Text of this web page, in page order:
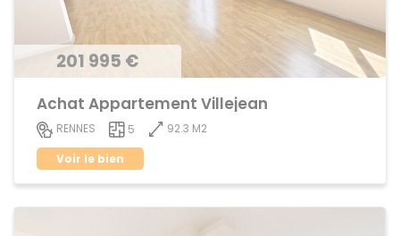
201 995 €
Achat Appartement Villejean
RENNES 5
92.3 M2
Voir le bien